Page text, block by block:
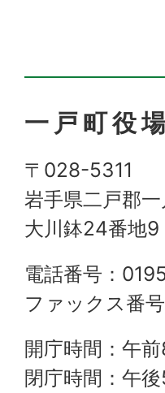
一戸町役
〒028-5311
岩手県二戸郡
大川鉢24番地9
電話番号：
ファックス番
開庁時間：午
閉庁時間：午